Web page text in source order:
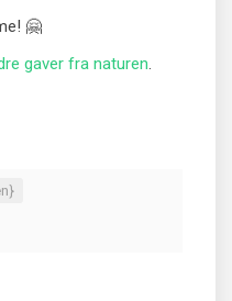
🤗
gaver fra naturen